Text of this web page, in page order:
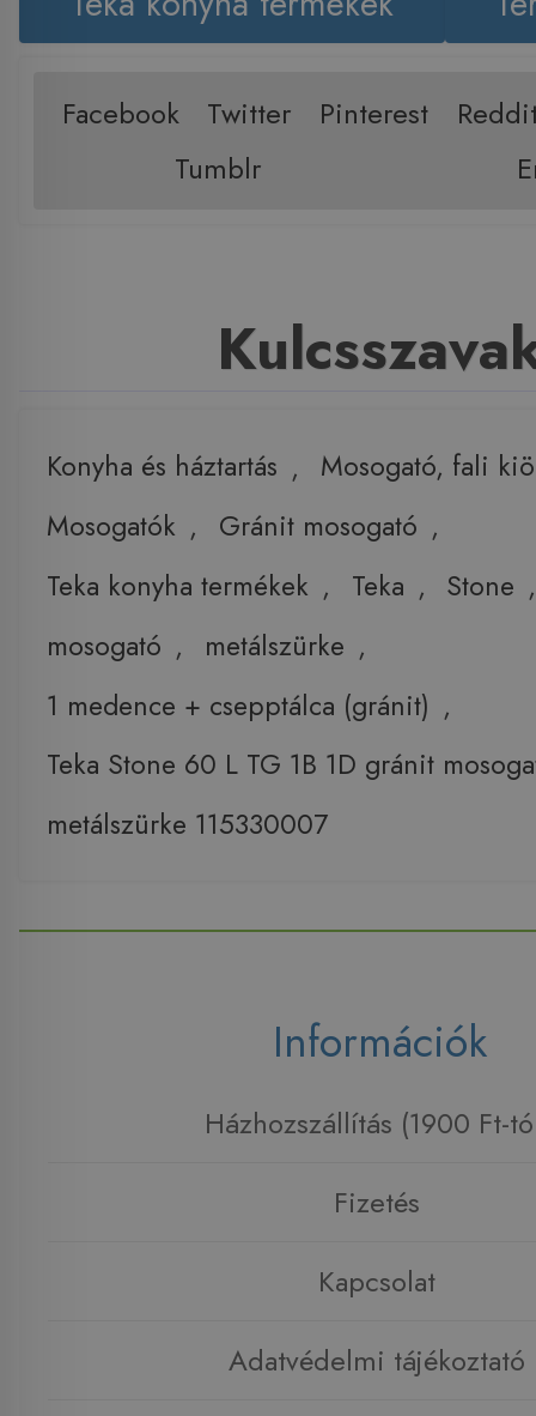
Facebook Twitter Pinterest
Tumblr
Konyha és háztartás ,
Mosogató, fali
Mosogatók , Gránit mosogató ,
Teka konyha termékek , Teka , Stone
mosogató , metálszürke ,
1 medence + csepptálca (gránit) ,
Teka Stone 60 L TG 1B 1D gránit
metálszürke 115330007
Információk
Házhozszállítás (1900 Ft-
Fizetés
Kapcsolat
Adatvédelmi tájékoztató